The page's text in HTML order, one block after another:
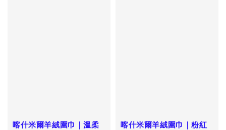
喀什米爾羊絨圍巾｜溫柔
喀什米爾羊絨圍巾｜粉紅